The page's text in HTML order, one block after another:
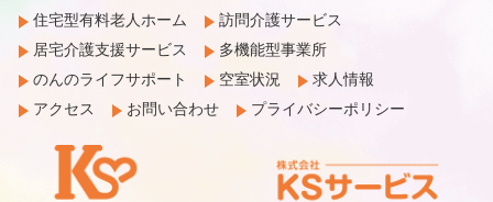
住宅型有料老人ホーム
訪問介護サービス
居宅介護支援サービス
多機能型事業所
のんのライフサポート
空室状況
求人情報
アクセス
お問い合わせ プライバシーポリシー